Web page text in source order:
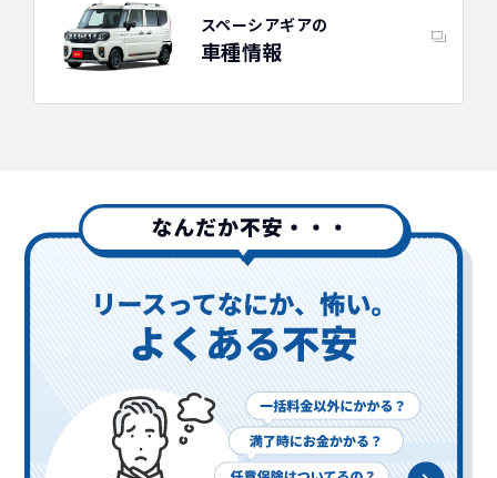
スペーシアギアの
車種情報